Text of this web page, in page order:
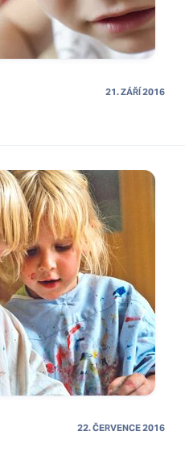
21. ZÁŘÍ 2016
22. ČERVENCE 2016